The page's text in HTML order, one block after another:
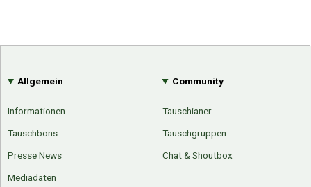
Allgemein
Informationen
Tauschbons
Presse News
Mediadaten
Community
Tauschianer
Tauschgruppen
Chat & Shoutbox